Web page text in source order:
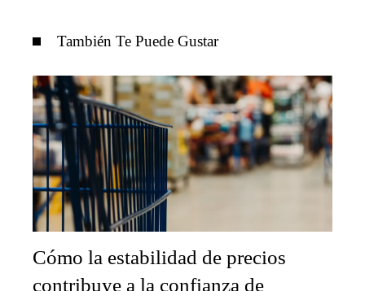
También Te Puede Gustar
Cómo la estabilidad de precios
contribuye a la confianza de